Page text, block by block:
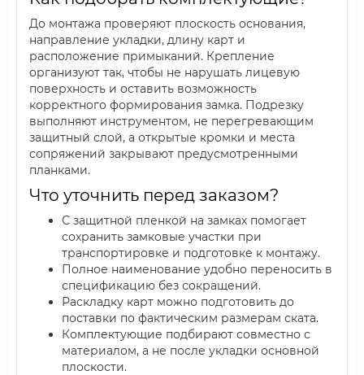
До монтажа проверяют плоскость основания,
направление укладки, длину карт и
расположение примыканий. Крепление
организуют так, чтобы не нарушать лицевую
поверхность и оставить возможность
корректного формирования замка. Подрезку
выполняют инструментом, не перегревающим
защитный слой, а открытые кромки и места
сопряжений закрывают предусмотренными
планками.
Что уточнить перед заказом?
С защитной пленкой на замках помогает
сохранить замковые участки при
транспортировке и подготовке к монтажу.
Полное наименование удобно переносить в
спецификацию без сокращений.
Раскладку карт можно подготовить до
поставки по фактическим размерам ската.
Комплектующие подбирают совместно с
материалом, а не после укладки основной
плоскости.